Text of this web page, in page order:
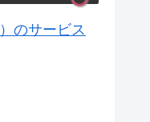
のサービス